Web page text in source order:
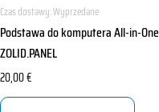
Czas dostawy:Wyprzedane
Podstawa do komputera All-in-
ZOLID.PANEL
20,00€